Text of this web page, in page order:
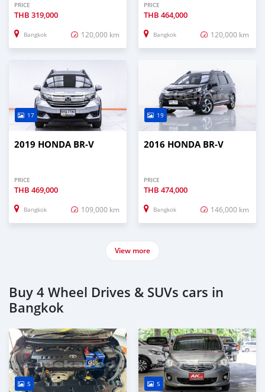
PRICE
THB 319,000
Bangkok 120,000 km
PRICE
THB 464,000
Bangkok 120,000 km
17
2019 HONDA BR-V
PRICE
THB 469,000
Bangkok 109,000 km
19
2016 HONDA BR-V
PRICE
THB 474,000
Bangkok 146,000 km
View more
Buy 4 Wheel Drives & SUVs cars in
Bangkok
5 5